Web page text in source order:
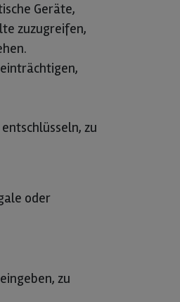
Geräte,
zuzugreifen,
zu
oder
zu